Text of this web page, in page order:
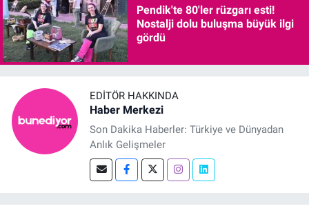
Pendik'te 80'ler rüzgarı esti!
Nostalji dolu buluşma büyük ilgi
gördü
EDITÖR HAKKINDA
Haber Merkezi
Son Dakika Haberler: Türkiye ve Dünyadan
Anlık Gelişmeler